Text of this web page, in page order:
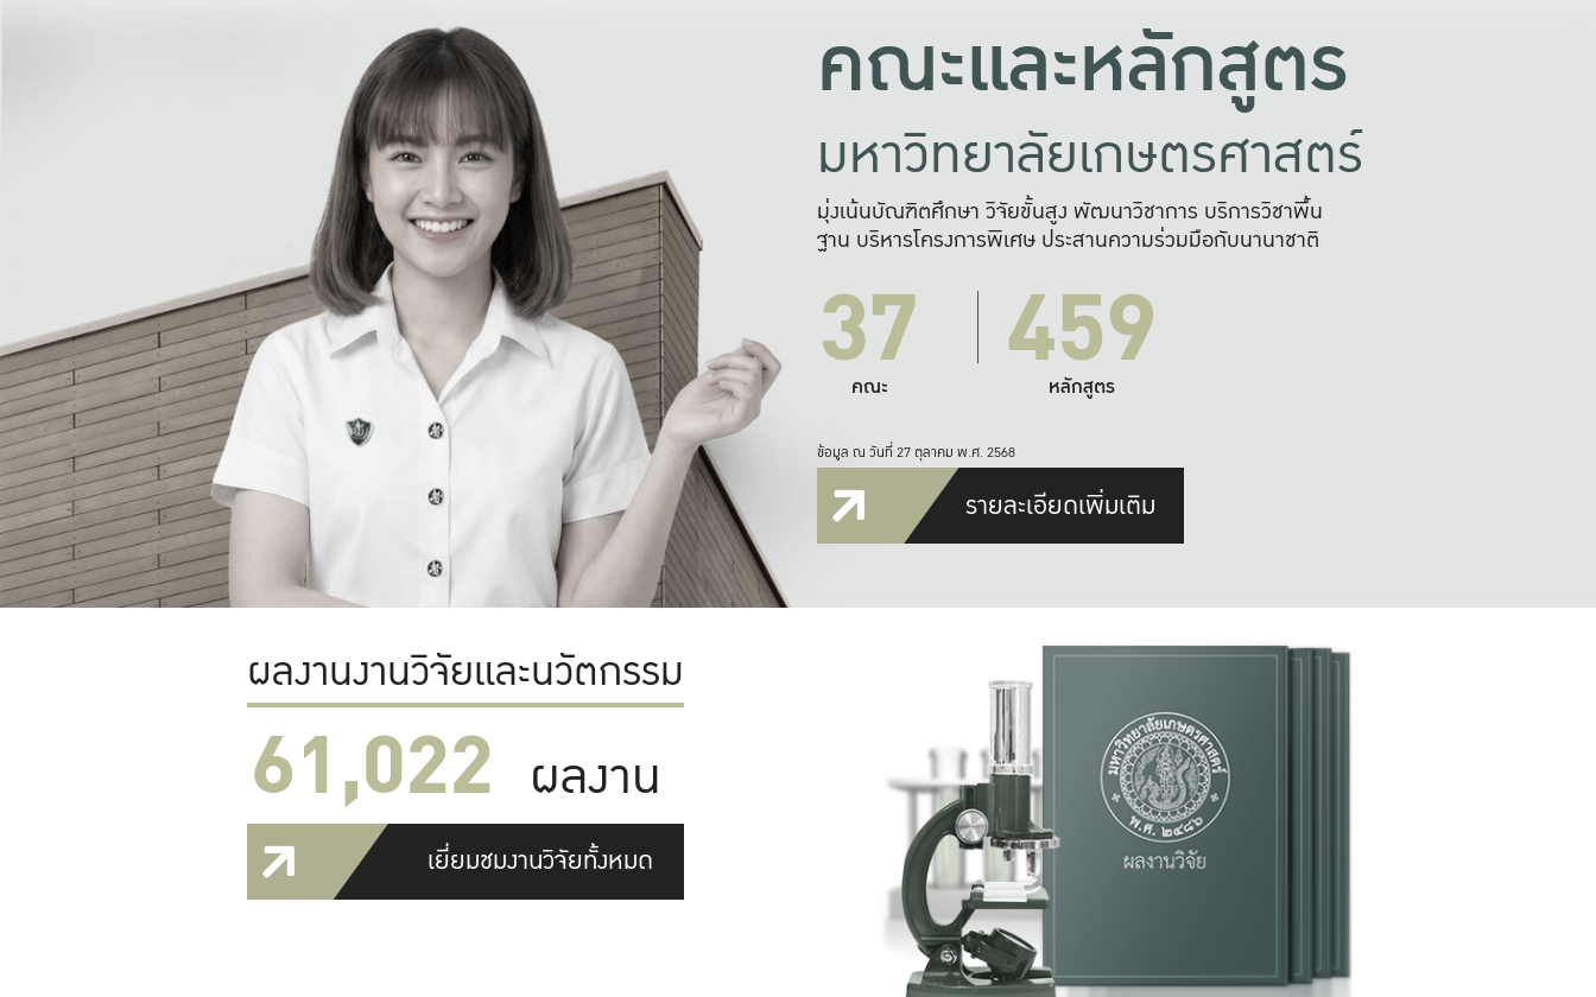
คณะและหลักสูตร
มหาวิทยาลัยเกษตรศาสตร์
มุ่งเน้นบัณฑิตศึกษา วิจัยขั้นสูง พัฒนาวิชาการ บริการวิชาพื้น
ฐาน บริหารโครงการพิเศษ ประสานความร่วมมือกับนานาชาติ
37
คณะ 459
หลักสูตร
ข้อมูล ณ วันที่ 27 ตุลาคม พ.ศ. 2568
รายละเอียดเพิ่มเติม
ผลงานงานวิจัยและนวัตกรรม
61,022 ผลงาน
เยี่ยมชมงานวิจัยทั้งหมด